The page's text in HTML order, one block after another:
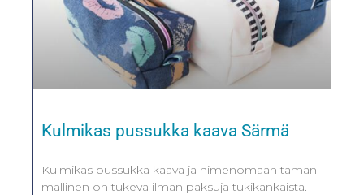
Kulmikas pussukka kaava Särmä
Kulmikas pussukka kaava ja nimenomaan tämän
mallinen on tukeva ilman paksuja tukikankaista.